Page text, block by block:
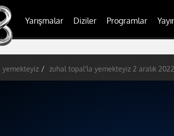
Yarışmalar Diziler Programlar
yemekteyiz zuhal topal'la yemekteyiz 2 aralık 2022